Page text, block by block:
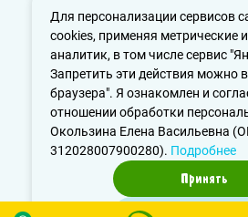
Для персонализации сервисов
cookies, применяя метрические
аналитик, в том числе сервис
Запретить эти действия можно
браузера". Я ознакомлен и
отношении обработки
Окользина Елена Васильевна
312028007900280). Подробнее
Принять
Политика